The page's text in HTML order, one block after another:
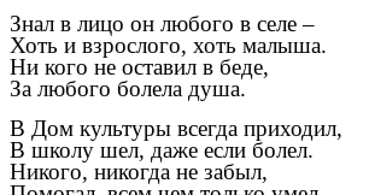
Знал в лицо он любого в селе –
Хоть и взрослого, хоть малыша.
Ни кого не оставил в беде,
За любого болела душа.
В Дом культуры всегда приходил,
В школу шел, даже если болел.
Никого, никогда не забыл,